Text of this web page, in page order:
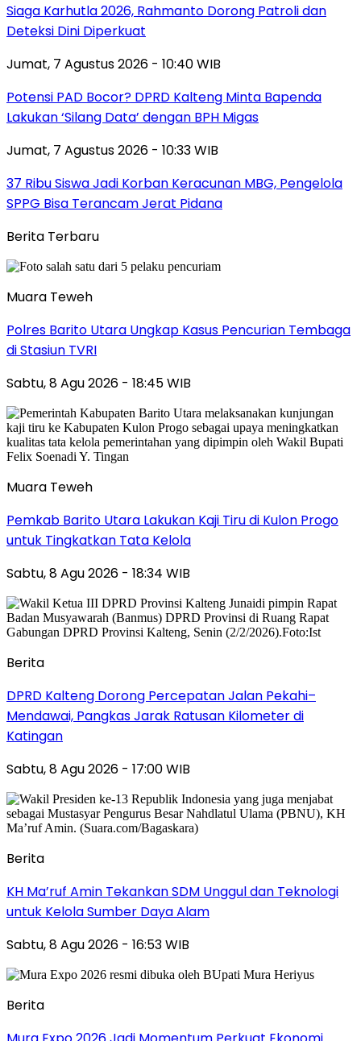
Siaga Karhutla 2026, Rahmanto Dorong Patroli dan
Deteksi Dini Diperkuat
Jumat, 7 Agustus 2026 - 10:40 WIB
Potensi PAD Bocor? DPRD Kalteng Minta Bapenda
Lakukan ‘Silang Data’ dengan BPH Migas
Jumat, 7 Agustus 2026 - 10:33 WIB
37 Ribu Siswa Jadi Korban Keracunan MBG, Pengelola
SPPG Bisa Terancam Jerat Pidana
Berita Terbaru
Muara Teweh
Polres Barito Utara Ungkap Kasus Pencurian Tembaga
di Stasiun TVRI
Sabtu, 8 Agu 2026 - 18:45 WIB
Muara Teweh
Pemkab Barito Utara Lakukan Kaji Tiru di Kulon Progo
untuk Tingkatkan Tata Kelola
Sabtu, 8 Agu 2026 - 18:34 WIB
Berita
DPRD Kalteng Dorong Percepatan Jalan Pekahi–
Mendawai, Pangkas Jarak Ratusan Kilometer di
Katingan
Sabtu, 8 Agu 2026 - 17:00 WIB
Berita
KH Ma’ruf Amin Tekankan SDM Unggul dan Teknologi
untuk Kelola Sumber Daya Alam
Sabtu, 8 Agu 2026 - 16:53 WIB
Berita